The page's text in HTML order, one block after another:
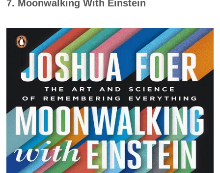
7. Moonwalking With Einstein